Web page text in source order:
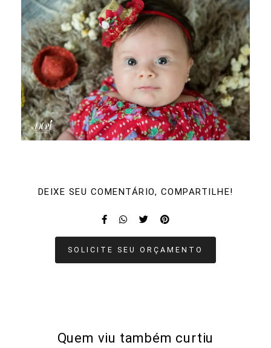
DEIXE SEU COMENTÁRIO, COMPARTILHE!
SOLICITE SEU ORÇAMENTO
Quem viu também curtiu